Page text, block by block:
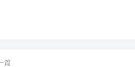
篇